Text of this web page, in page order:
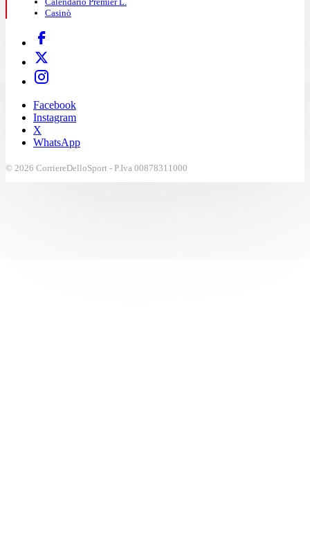
Casinò
Facebook
Instagram
X
WhatsApp
© 2026 CorriereDelloSport - P.Iva 00878311000